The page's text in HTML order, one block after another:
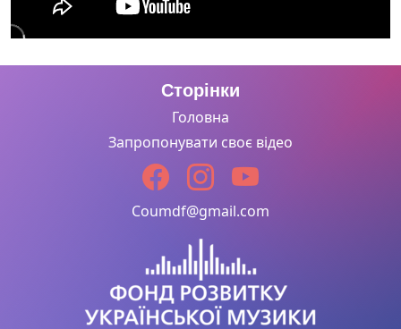
Сторінки
Головна
Запропонувати своє відео
Coumdf@gmail.com